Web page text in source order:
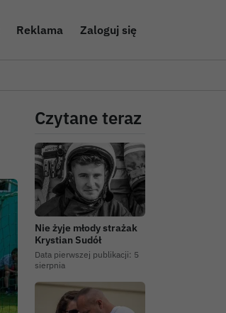
Reklama Zaloguj się
Czytane teraz
Nie żyje młody strażak
Krystian Sudół
Data pierwszej publikacji: 5
sierpnia